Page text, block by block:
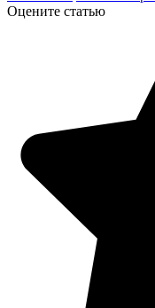
Оцените статью